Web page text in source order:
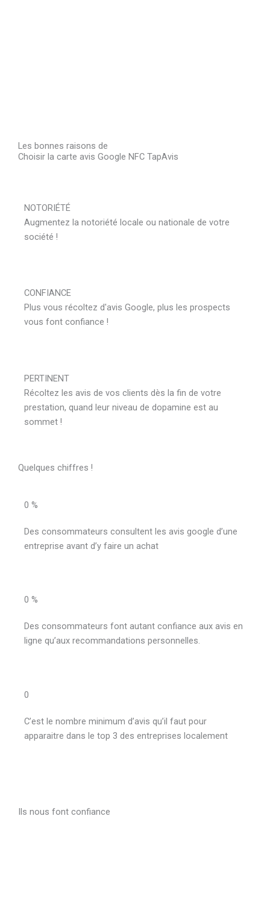
Les bonnes raisons de
Choisir la carte avis Google NFC TapAvis
NOTORIÉTÉ
Augmentez la notoriété locale ou nationale de votre
société !
CONFIANCE
Plus vous récoltez d'avis Google, plus les prospects
vous font confiance !
PERTINENT
Récoltez les avis de vos clients dès la fin de votre
prestation, quand leur niveau de dopamine est au
sommet !
Quelques chiffres !
0 %
Des consommateurs consultent les avis google d’une
entreprise avant d’y faire un achat
0 %
Des consommateurs font autant confiance aux avis en
ligne qu’aux recommandations personnelles.
0
C’est le nombre minimum d’avis qu’il faut pour
apparaitre dans le top 3 des entreprises localement
Ils nous font confiance